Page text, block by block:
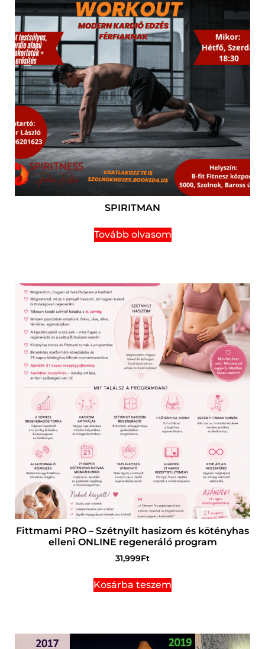
SPIRITMAN
Tovább olvasom
Fittmami PRO – Szétnyílt hasizom és kötényhas
elleni ONLINE regeneráló program
31,999Ft
Kosárba teszem